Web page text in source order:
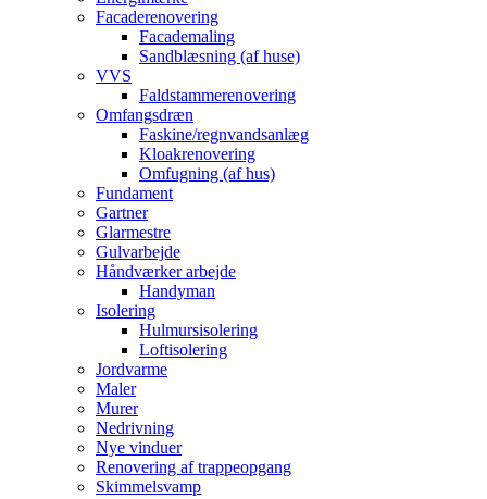
Facaderenovering
Facademaling
Sandblæsning (af huse)
VVS
Faldstammerenovering
Omfangsdræn
Faskine/regnvandsanlæg
Kloakrenovering
Omfugning (af hus)
Fundament
Gartner
Glarmestre
Gulvarbejde
Håndværker arbejde
Handyman
Isolering
Hulmursisolering
Loftisolering
Jordvarme
Maler
Murer
Nedrivning
Nye vinduer
Renovering af trappeopgang
Skimmelsvamp